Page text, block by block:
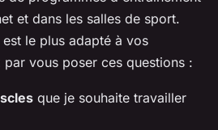
et dans les salles de sport.
le plus adapté à vos
vous poser ces questions :
que je souhaite travailler